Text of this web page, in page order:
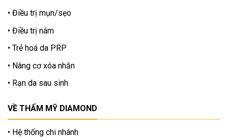
Điều trị mụn/sẹo
Điều trị nám
Trẻ hoá da PRP
Nâng cơ xóa nhăn
Rạn da sau sinh
VỀ THẨM MỸ DIAMOND
Hệ thống chi nhánh